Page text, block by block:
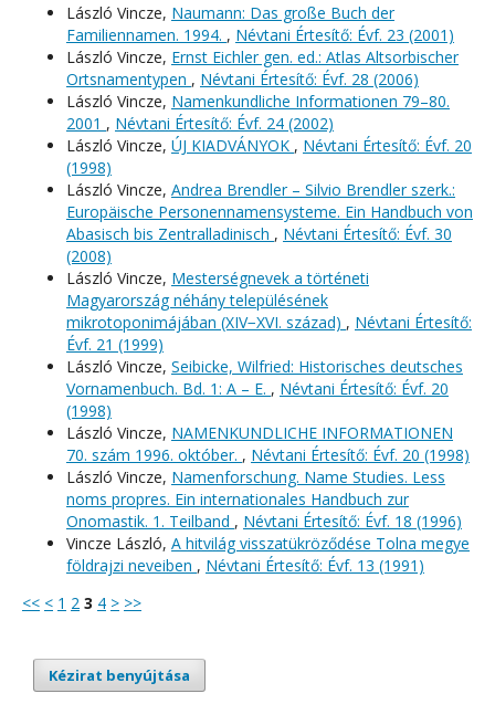
László Vincze, Naumann: Das große Buch der
Familiennamen. 1994. , Névtani Értesítő: Évf. 23 (2001)
László Vincze, Ernst Eichler gen. ed.: Atlas Altsorbischer
Ortsnamentypen , Névtani Értesítő: Évf. 28 (2006)
László Vincze, Namenkundliche Informationen 79–80.
2001 , Névtani Értesítő: Évf. 24 (2002)
László Vincze, ÚJ KIADVÁNYOK , Névtani Értesítő: Évf. 20
(1998)
László Vincze, Andrea Brendler – Silvio Brendler szerk.:
Europäische Personennamensysteme. Ein Handbuch von
Abasisch bis Zentralladinisch , Névtani Értesítő: Évf. 30
(2008)
László Vincze, Mesterségnevek a történeti
Magyarország néhány településének
mikrotoponimájában (XIV−XVI. század) , Névtani Értesítő:
Évf. 21 (1999)
László Vincze, Seibicke, Wilfried: Historisches deutsches
Vornamenbuch. Bd. 1: A – E. , Névtani Értesítő: Évf. 20
(1998)
László Vincze, NAMENKUNDLICHE INFORMATIONEN
70. szám 1996. október. , Névtani Értesítő: Évf. 20 (1998)
László Vincze, Namenforschung. Name Studies. Less
noms propres. Ein internationales Handbuch zur
Onomastik. 1. Teilband , Névtani Értesítő: Évf. 18 (1996)
Vincze László, A hitvilág visszatükröződése Tolna megye
földrajzi neveiben , Névtani Értesítő: Évf. 13 (1991)
<< < 1 2 3 4 > >>
Kézirat benyújtása